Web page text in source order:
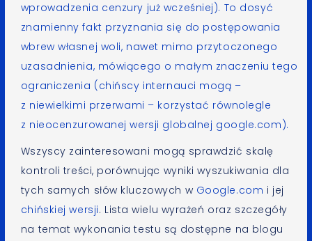
wprowadzenia cenzury już wcześniej ). To dosyć
znamienny fakt przyznania się do postępowania
wbrew własnej woli, nawet mimo przytoczonego
uzasadnienia, mówiącego o małym znaczeniu tego
ograniczenia (chińscy internauci mogą –
z niewielkimi przerwami – korzystać równolegle
z nieocenzurowanej wersji globalnej google.com).
Wszyscy zainteresowani mogą sprawdzić skalę
kontroli treści, porównując wyniki wyszukiwania dla
tych samych słów kluczowych w Google.com i jej
chińskiej wersji. Lista wielu wyrażeń oraz szczegóły
na temat wykonania testu są dostępne na blogu